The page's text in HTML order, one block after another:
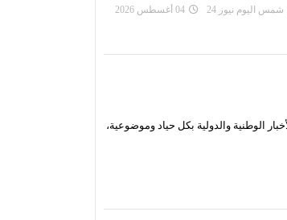
شمس اليوم نيوز 24 02 أغسطس 2026
الوطنية والدولية بكل حياد وموضوعية،